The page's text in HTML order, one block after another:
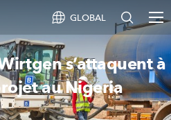
GLOBAL
s’attaquent à
au Nigeria